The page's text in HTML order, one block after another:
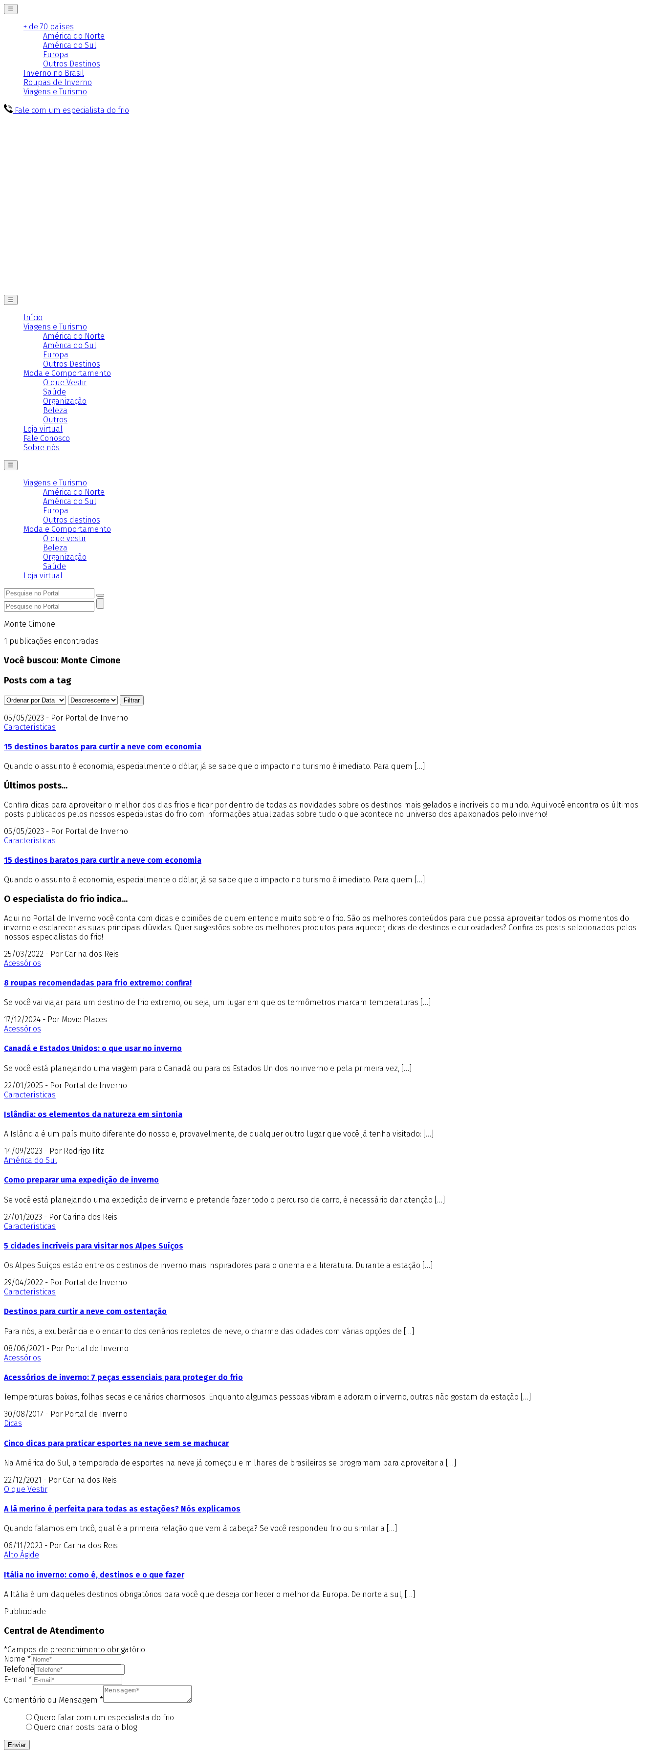
☰
+ de 70 países
América do Norte
América do Sul
Europa
Outros Destinos
Inverno no Brasil
Roupas de Inverno
Viagens e Turismo
Fale com um especialista do frio
☰
Início
Viagens e Turismo
América do Norte
América do Sul
Europa
Outros Destinos
Moda e Comportamento
O que Vestir
Saúde
Organização
Beleza
Outros
Loja virtual
Fale Conosco
Sobre nós
☰
Viagens e Turismo
América do Norte
América do Sul
Europa
Outros destinos
Moda e Comportamento
O que vestir
Beleza
Organização
Saúde
Loja virtual
Monte Cimone
1 publicações encontradas
Você buscou: Monte Cimone
Posts com a tag
05/05/2023 - Por Portal de Inverno
Características
15 destinos baratos para curtir a neve com economia
Quando o assunto é economia, especialmente o dólar, já se sabe que o impacto no turismo é imediato. Para quem […]
Últimos posts...
Confira dicas para aproveitar o melhor dos dias frios e ficar por dentro de todas as novidades sobre os destinos mais gelados e incríveis do mundo. Aqui você encontra os últimos
posts publicados pelos nossos especialistas do frio com informações atualizadas sobre tudo o que acontece no universo dos apaixonados pelo inverno!
05/05/2023 - Por Portal de Inverno
Características
15 destinos baratos para curtir a neve com economia
Quando o assunto é economia, especialmente o dólar, já se sabe que o impacto no turismo é imediato. Para quem […]
O especialista do frio indica...
Aqui no Portal de Inverno você conta com dicas e opiniões de quem entende muito sobre o frio. São os melhores conteúdos para que possa aproveitar todos os momentos do
inverno e esclarecer as suas principais dúvidas. Quer sugestões sobre os melhores produtos para aquecer, dicas de destinos e curiosidades? Confira os posts selecionados pelos
nossos especialistas do frio!
25/03/2022 - Por Carina dos Reis
Acessórios
8 roupas recomendadas para frio extremo: confira!
Se você vai viajar para um destino de frio extremo, ou seja, um lugar em que os termômetros marcam temperaturas […]
17/12/2024 - Por Movie Places
Acessórios
Canadá e Estados Unidos: o que usar no inverno
Se você está planejando uma viagem para o Canadá ou para os Estados Unidos no inverno e pela primeira vez, […]
22/01/2025 - Por Portal de Inverno
Características
Islândia: os elementos da natureza em sintonia
A Islândia é um país muito diferente do nosso e, provavelmente, de qualquer outro lugar que você já tenha visitado: […]
14/09/2023 - Por Rodrigo Fitz
América do Sul
Como preparar uma expedição de inverno
Se você está planejando uma expedição de inverno e pretende fazer todo o percurso de carro, é necessário dar atenção […]
27/01/2023 - Por Carina dos Reis
Características
5 cidades incríveis para visitar nos Alpes Suíços
Os Alpes Suíços estão entre os destinos de inverno mais inspiradores para o cinema e a literatura. Durante a estação […]
29/04/2022 - Por Portal de Inverno
Características
Destinos para curtir a neve com ostentação
Para nós, a exuberância e o encanto dos cenários repletos de neve, o charme das cidades com várias opções de […]
08/06/2021 - Por Portal de Inverno
Acessórios
Acessórios de inverno: 7 peças essenciais para proteger do frio
Temperaturas baixas, folhas secas e cenários charmosos. Enquanto algumas pessoas vibram e adoram o inverno, outras não gostam da estação […]
30/08/2017 - Por Portal de Inverno
Dicas
Cinco dicas para praticar esportes na neve sem se machucar
Na América do Sul, a temporada de esportes na neve já começou e milhares de brasileiros se programam para aproveitar a […]
22/12/2021 - Por Carina dos Reis
O que Vestir
A lã merino é perfeita para todas as estações? Nós explicamos
Quando falamos em tricô, qual é a primeira relação que vem à cabeça? Se você respondeu frio ou similar a […]
06/11/2023 - Por Carina dos Reis
Alto Ágide
Itália no inverno: como é, destinos e o que fazer
A Itália é um daqueles destinos obrigatórios para você que deseja conhecer o melhor da Europa. De norte a sul, […]
Publicidade
Central de Atendimento
*Campos de preenchimento obrigatório
Nome *
Telefone
E-mail *
Comentário ou Mensagem *
Quero falar com um especialista do frio
Quero criar posts para o blog
Enviar